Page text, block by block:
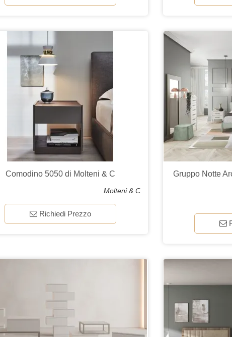
Comodino 5050 di Molteni & C
Molteni & C
Richiedi Prezzo
Gruppo Notte